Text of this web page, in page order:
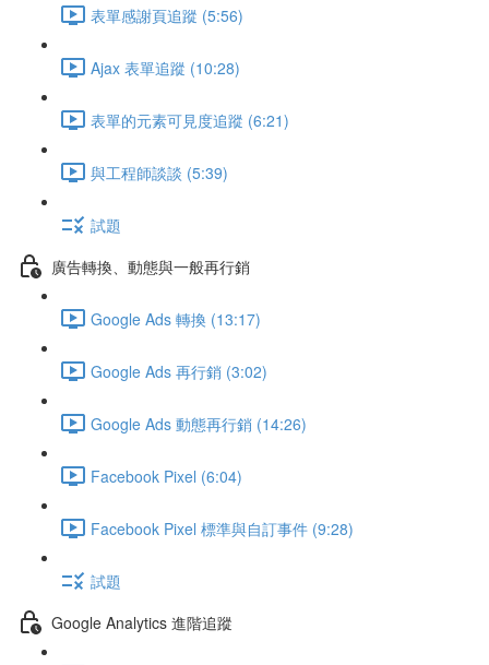
表單感謝頁追蹤 (5:56)
Ajax 表單追蹤 (10:28)
表單的元素可見度追蹤 (6:21)
與工程師談談 (5:39)
試題
廣告轉換、動態與一般再行銷
Google Ads 轉換 (13:17)
Google Ads 再行銷 (3:02)
Google Ads 動態再行銷 (14:26)
Facebook Pixel (6:04)
Facebook Pixel 標準與自訂事件 (9:28)
試題
Google Analytics 進階追蹤